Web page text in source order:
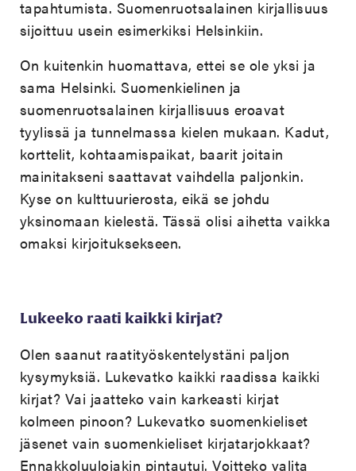
tapahtumista. Suomenruotsalainen kirjallisuus
sijoittuu usein esimerkiksi Helsinkiin.
On kuitenkin huomattava, ettei se ole yksi ja
sama Helsinki. Suomenkielinen ja
suomenruotsalainen kirjallisuus eroavat
tyylissä ja tunnelmassa kielen mukaan. Kadut,
korttelit, kohtaamispaikat, baarit joitain
mainitakseni saattavat vaihdella paljonkin.
Kyse on kulttuurierosta, eikä se johdu
yksinomaan kielestä. Tässä olisi aihetta vaikka
omaksi kirjoituksekseen.
Lukeeko raati kaikki kirjat?
Olen saanut raatityöskentelystäni paljon
kysymyksiä. Lukevatko kaikki raadissa kaikki
kirjat? Vai jaatteko vain karkeasti kirjat
kolmeen pinoon? Lukevatko suomenkieliset
jäsenet vain suomenkieliset kirjatarjokkaat?
Ennakkoluulojakin pintautui. Voitteko valita